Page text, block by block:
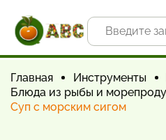
Главная Инструменты
Блюда из рыбы и
Суп с морским сигом